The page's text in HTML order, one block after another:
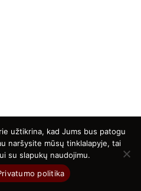
reguliariai lankantiems
vasarą ilgai
užtikrina, kad Jums bus patogu
naršysite mūsų tinklalapyje, tai
su slapukų naudojimu.
politika